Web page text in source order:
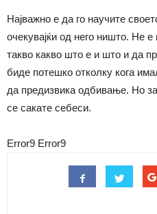
Најважно е да го научите
очекувајќи од него ништо. Не е
такво какво што е и што и да
биде потешко отколку кога
да предизвика одбивање. Но
се сакате себеси.
Error9 Error9